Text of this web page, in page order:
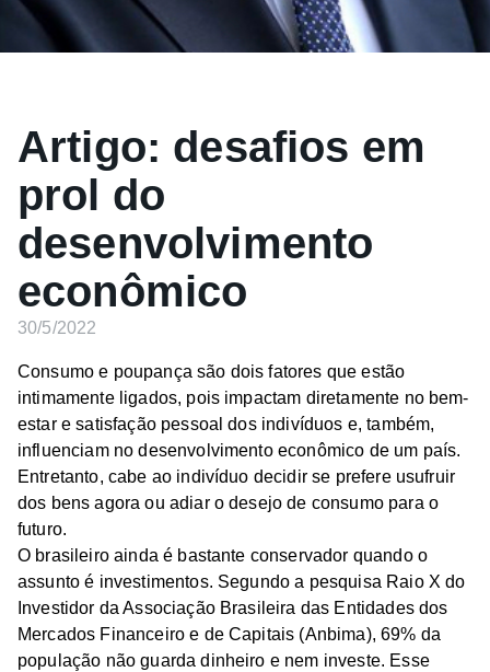
Artigo: desafios em
prol do
desenvolvimento
econômico
30/5/2022
Consumo e poupança são dois fatores que estão
intimamente ligados, pois impactam diretamente no bem-
estar e satisfação pessoal dos indivíduos e, também,
influenciam no desenvolvimento econômico de um país.
Entretanto, cabe ao indivíduo decidir se prefere usufruir
dos bens agora ou adiar o desejo de consumo para o
futuro.
O brasileiro ainda é bastante conservador quando o
assunto é investimentos. Segundo a pesquisa Raio X do
Investidor da Associação Brasileira das Entidades dos
Mercados Financeiro e de Capitais (Anbima), 69% da
população não guarda dinheiro e nem investe. Esse